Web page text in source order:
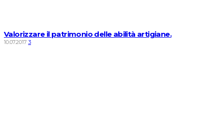
Valorizzare il patrimonio delle abilità artigiane.
10.07.2017 3